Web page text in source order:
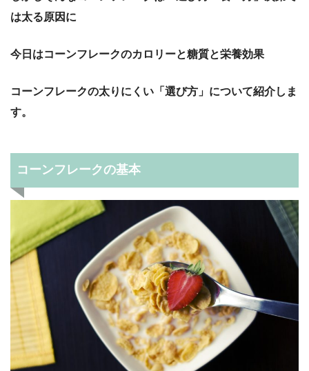
は太る原因に
今日はコーンフレークのカロリーと糖質と栄養効果
コーンフレークの太りにくい「選び方」について紹介しま
す。
コーンフレークの基本